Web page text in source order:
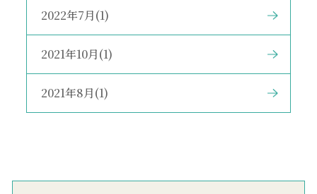
2022年7月(1)
2021年10月(1)
2021年8月(1)